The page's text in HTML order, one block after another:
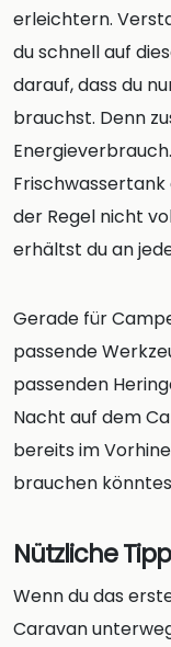
erleichtern.
du schnell auf
darauf, dass du
brauchst. Denn
Frischwassertank
der Regel nicht
erhältst du an
Gerade für
passende
passenden
Nacht auf dem
bereits im
brauchen
Nützliche
Wenn du das
Caravan